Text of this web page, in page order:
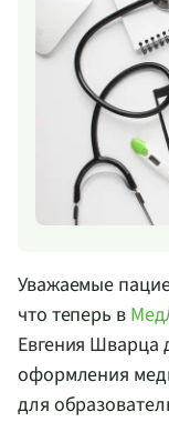
Уважаемые
что теперь в
Евгения Шварца
оформления
для